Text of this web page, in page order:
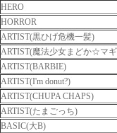
HERO
HORROR
ARTIST(黒ひげ危機一髪)
ARTIST(魔法少女まどか☆マ
ARTIST(BARBIE)
ARTIST(I'm donut?)
ARTIST(CHUPA CHAPS)
ARTIST(たまごっち)
BASIC(大B)